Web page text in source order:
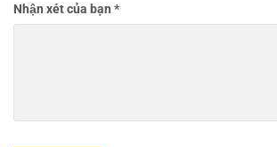
Nhận xét của bạn *